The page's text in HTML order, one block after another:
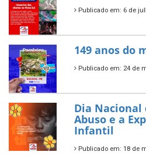
Publicado em: 6 de
149 anos do
Publicado em: 24 de
Dia Nacional
Abuso e a
Infantil
Publicado em: 18 de